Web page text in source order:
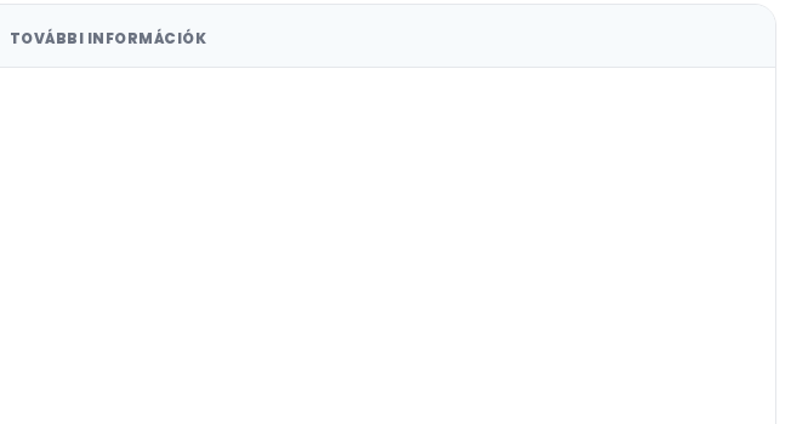
TOVÁBBI INFORMÁCIÓK